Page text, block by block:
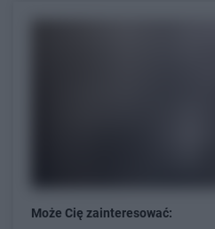
Może Cię zainteresować: